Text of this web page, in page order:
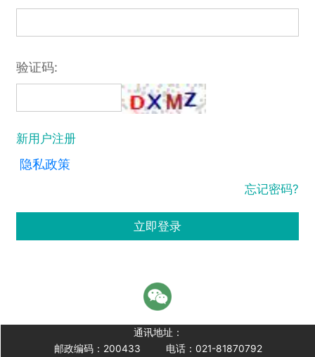
验证码:
新用户注册
隐私政策
忘记密码?
立即登录
通讯地址：
邮政编码：200433
电话：021-81870792